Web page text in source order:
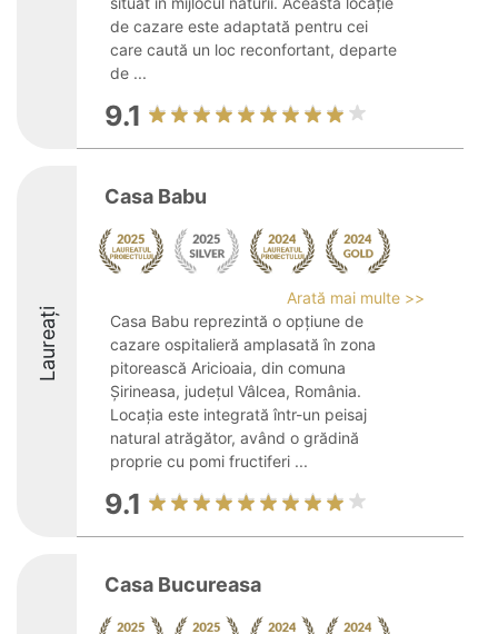
de cazare este adaptată pentru cei
care caută un loc reconfortant, departe
de ...
9.1
Laureați
Casa Babu
Arată mai multe >>
Casa Babu reprezintă o opțiune de
cazare ospitalieră amplasată în zona
pitorească Aricioaia, din comuna
Șirineasa, județul Vâlcea, România.
Locația este integrată într-un peisaj
natural atrăgător, având o grădină
proprie cu pomi fructiferi ...
9.1
Casa Bucureasa